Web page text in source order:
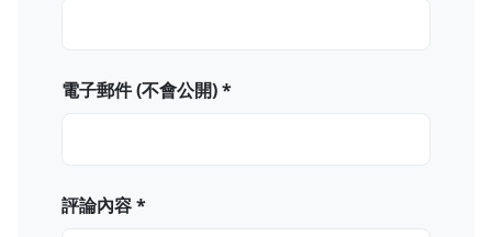
電子郵件 (不會公開) *
評論內容 *